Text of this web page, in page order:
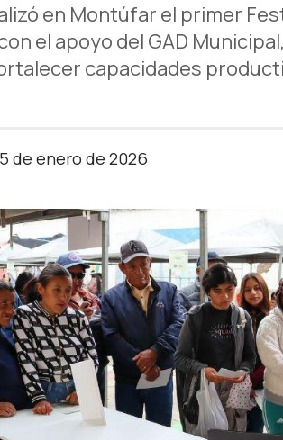
en Montúfar el primer
el apoyo del GAD
capacidades
de enero de 2026